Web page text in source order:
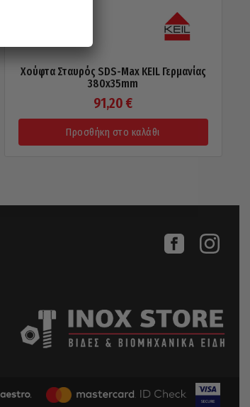
Χούφτα Σταυρός SDS-Max KEIL Γερμανίας
380x35mm
91,20 €
Προσθήκη στο καλάθι